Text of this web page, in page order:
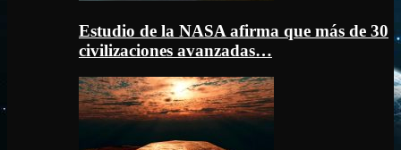
Estudio de la NASA afirma que más de 30
civilizaciones avanzadas…